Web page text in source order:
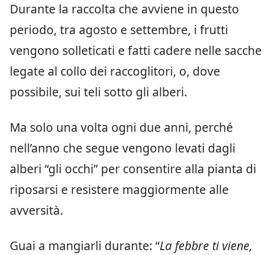
Durante la raccolta che avviene in questo
periodo, tra agosto e settembre, i frutti
vengono solleticati e fatti cadere nelle sacche
legate al collo dei raccoglitori, o, dove
possibile, sui teli sotto gli alberi.
Ma solo una volta ogni due anni, perché
nell’anno che segue vengono levati dagli
alberi “gli occhi” per consentire alla pianta di
riposarsi e resistere maggiormente alle
avversità.
Guai a mangiarli durante: “La febbre ti viene,